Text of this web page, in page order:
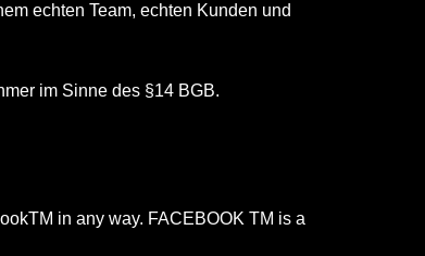
echten Team, echten Kunden und
im Sinne des §14 BGB.
in any way. FACEBOOK TM is a